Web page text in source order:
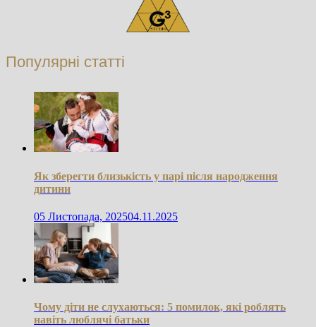
Популярні статті
Як зберегти близькість у парі після народження
дитини
05 Листопада, 202504.11.2025
Чому діти не слухаються: 5 помилок, які роблять
навіть люблячі батьки